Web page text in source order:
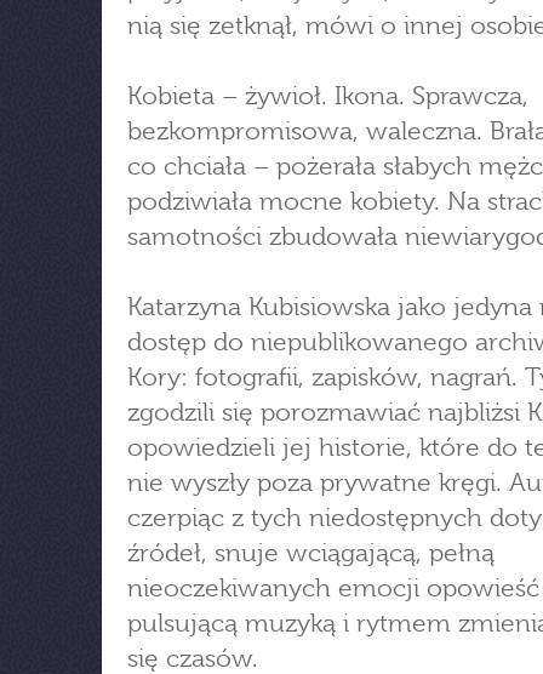
nią się zetknął, mówi o innej
Kobieta – żywioł. Ikona. Sprawcza,
bezkompromisowa, waleczna.
co chciała – pożerała słabych
podziwiała mocne kobiety. Na
samotności zbudowała
Katarzyna Kubisiowska jako jedyna
dostęp do niepublikowanego
Kory: fotografii, zapisków, nagrań.
zgodzili się porozmawiać najbliżsi
opowiedzieli jej historie, które do
nie wyszły poza prywatne kręgi.
czerpiąc z tych niedostępnych
źródeł, snuje wciągającą, pełną
nieoczekiwanych emocji opowieść
pulsującą muzyką i rytmem
się czasów.